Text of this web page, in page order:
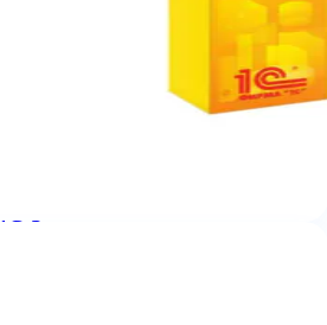
1С:Зарплата и управление